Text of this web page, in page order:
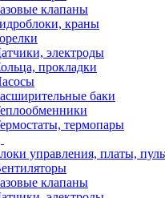
клапаны
краны
электроды
прокладки
баки
термопары
управления, платы,
клапаны